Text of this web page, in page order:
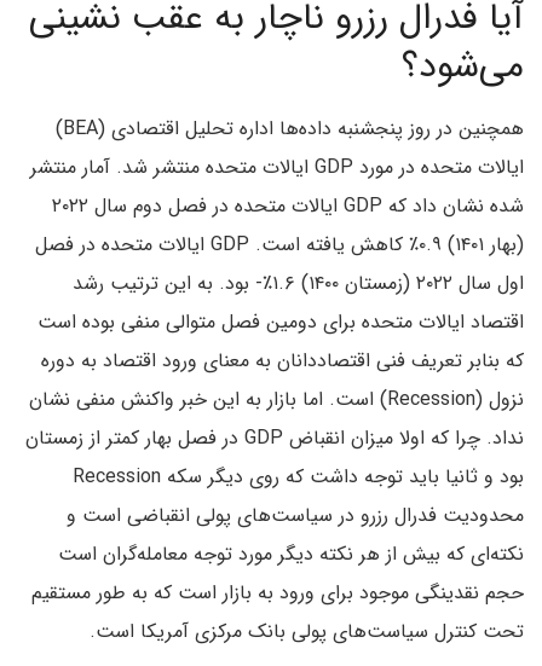
آیا فدرال رزرو ناچار به عقب نشینی
می‌شود؟
همچنین در روز پنجشنبه داده‌ها اداره تحلیل اقتصادی (BEA)
ایالات متحده در مورد GDP ایالات متحده منتشر شد. آمار منتشر
شده نشان داد که GDP ایالات متحده در فصل دوم سال ۲۰۲۲
(بهار ۱۴۰۱) ۰.۹٪ کاهش یافته است. GDP ایالات متحده در فصل
اول سال ۲۰۲۲ (زمستان ۱۴۰۰) ۱.۶٪- بود. به این ترتیب رشد
اقتصاد ایالات متحده برای دومین فصل متوالی منفی بوده است
که بنابر تعریف فنی اقتصاددانان به معنای ورود اقتصاد به دوره
نزول (Recession) است. اما بازار به این خبر واکنش منفی نشان
نداد. چرا که اولا میزان انقباض GDP در فصل بهار کمتر از زمستان
بود و ثانیا باید توجه داشت که روی دیگر سکه Recession
محدودیت فدرال رزرو در سیاست‌‌های پولی انقباضی است و
نکته‌ای که بیش از هر نکته دیگر مورد توجه معامله‌گران است
حجم نقدینگی موجود برای ورود به بازار است که به طور مستقیم
تحت کنترل سیاست‌های پولی بانک مرکزی آمریکا است.